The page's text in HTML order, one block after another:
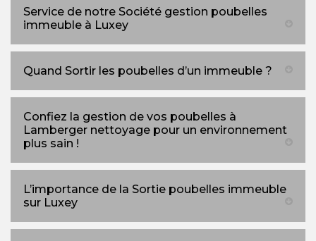
Service de notre Société gestion poubelles
immeuble à Luxey
Quand Sortir les poubelles d’un immeuble ?
Confiez la gestion de vos poubelles à
Lamberger nettoyage pour un environnement
plus sain !
L’importance de la Sortie poubelles immeuble
sur Luxey